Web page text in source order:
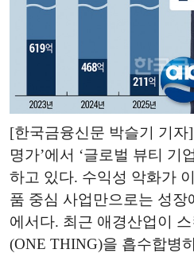
[한국금융신문 박슬기 기자
명가’에서 ‘글로벌 뷰티 기
하고 있다. 수익성 악화가
품 중심 사업만으로는 성
에서다. 최근 애경산업이
(ONE THING)을 흡수합병